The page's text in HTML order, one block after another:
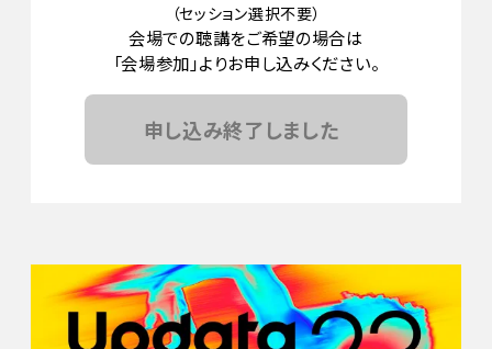
​（セッション選択不要）
会場での聴講をご希望の場合は
「会場参加」よりお申し込みください。
申し込み終了しました